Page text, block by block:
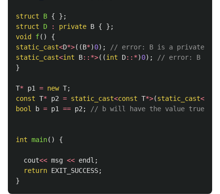
struct B {
};
struct
D : private B {
};
void
f()
{
static_cast<D*>((B*)0);
// error: B is a private
static_cast<int B::*>((int D::*)0);
// error: B is a
}
T* p1 = new T;
const T* p2 = static_cast<const T*>(static_cast<
bool
b = p1 == p2 ; // b will have the value true.
int main() {
cout<< msg << endl ;
return EXIT_SUCCESS;
}